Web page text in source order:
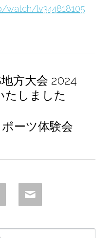
watch/lv344818105
方大会 2024
たしました
ーツ体験会